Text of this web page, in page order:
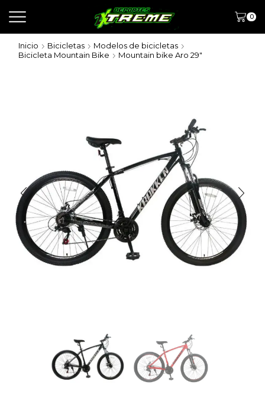
0
Inicio Bicicletas
Modelos de bicicletas
Bicicleta Mountain Bike
Mountain bike Aro 29"